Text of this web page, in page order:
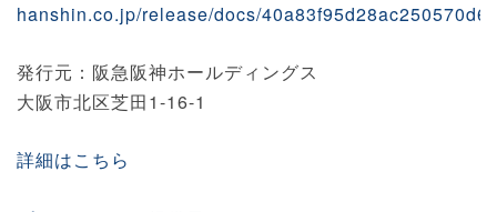
hanshin.co.jp/release/docs/
発行元：阪急阪神ホールディングス
大阪市北区芝田1-16-1
詳細はこちら